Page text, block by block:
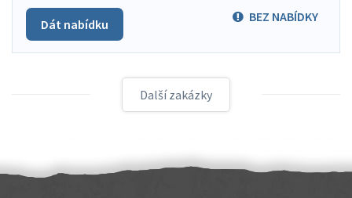
BEZ NABÍDKY
Dát nabídku
Další zakázky